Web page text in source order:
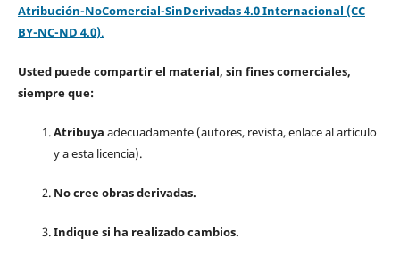
Atribución-NoComercial-SinDerivadas 4.0 Internacional (CC
BY-NC-ND 4.0).
Usted puede compartir el material, sin fines comerciales,
siempre que:
Atribuya adecuadamente (autores, revista, enlace al artículo
y a esta licencia).
No cree obras derivadas.
Indique si ha realizado cambios.